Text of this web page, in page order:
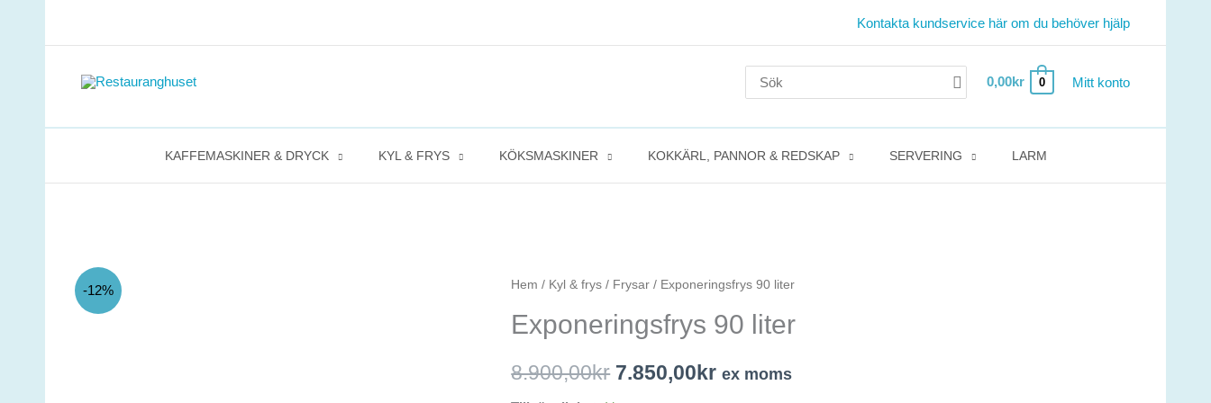
Kontakta kundservice här om du behöver hjälp
for:
0,00kr 0 Mitt konto
KAFFEMASKINER & DRYCK KYL & FRYS KÖKSMASKINER KOKKÄRL, PANNOR & REDSKAP SERVERING LARM
-12% Hem / Kyl & frys / Frysar / Exponeringsfrys 90 liter
Exponeringsfrys 90 liter
8.900,00kr
Det
ursprungliga
priset
7.850,00 kr
Det
nuvarande
priset
ex moms
Exponeringsfrys
liter